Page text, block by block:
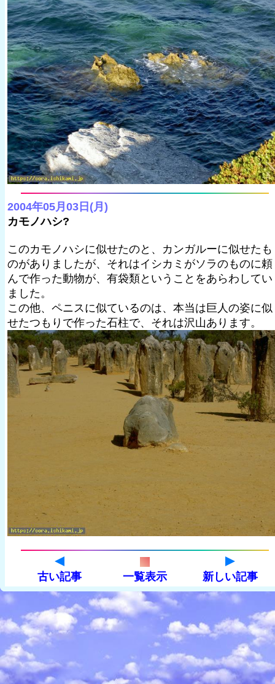
2004年05月03日(月)
カモノハシ?
このカモノハシに似せたのと、カンガルーに似せたも
のがありましたが、それはイシカミがソラのものに頼
んで作った動物が、有袋類ということをあらわしてい
ました。
この他、ペニスに似ているのは、本当は巨人の姿に似
せたつもりで作った石柱で、それは沢山あります。
古い記事 一覧表示 新しい記事